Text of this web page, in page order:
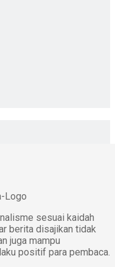
sesuai kaidah
berita disajikan tidak
juga mampu
positif para pembaca.